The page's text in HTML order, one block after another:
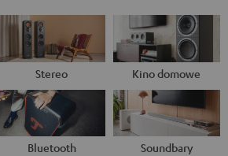
Stereo Kino domowe
Bluetooth Soundbary